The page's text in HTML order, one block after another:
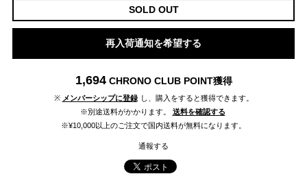
SOLD OUT
再入荷通知を希望する
1,694 CHRONO CLUB POINT獲得
※ メンバーシップに登録 し、購入をすると獲得できます。
※別途送料がかかります。
送料を確認する
※¥10,000以上のご注文で国内送料が無料になります。
通報する